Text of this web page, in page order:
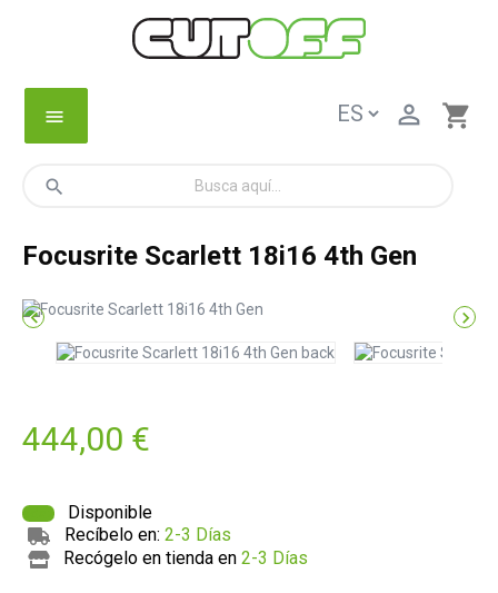
menu shopping_cart

search
Focusrite Scarlett 18i16 4th Gen
 
444,00 €
Disponible
Recíbelo en:2-3 Días
Recógelo en tienda en2-3 Días